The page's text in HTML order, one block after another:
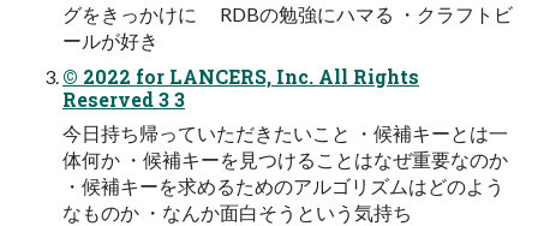
グをきっかけに RDBの勉強にハマる ・クラフトビ
ールが好き
© 2022 for LANCERS, Inc. All Rights
Reserved 3 3
今日持ち帰っていただきたいこと ・候補キーとは一
体何か ・候補キーを見つけることはなぜ重要なのか
・候補キーを求めるためのアルゴリズムはどのよう
なものか ・なんか面白そうという気持ち